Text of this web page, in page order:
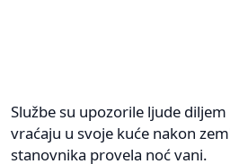
Službe su upozorile ljude
vraćaju u svoje kuće nakon
stanovnika provela noć vani.